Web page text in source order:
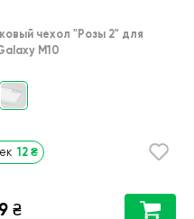
чехол "Розы 2" для
M10
12 ₴
₴